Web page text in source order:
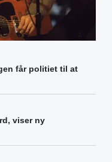
får politiet til at
viser ny